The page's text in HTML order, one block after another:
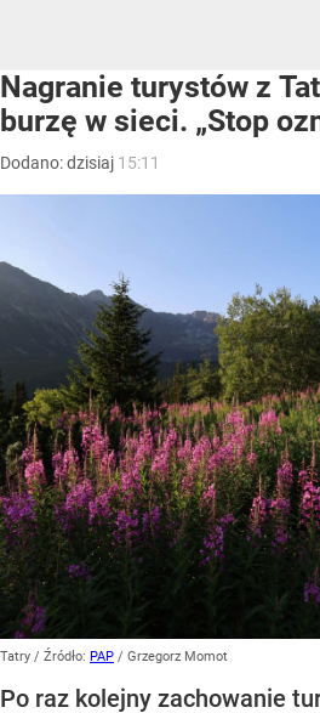
Nagranie turystów z
burzę w sieci. „Stop
Dodano:dzisiaj 15:11
Tatry / Źródło: PAP / Grzegorz Momot
Po raz kolejny zachowanie